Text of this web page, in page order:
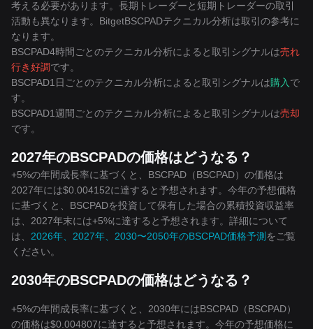
考える必要があります。長期トレーダーと短期トレーダーの取引
活動も異なります。BitgetBSCPADテクニカル分析は取引の参考に
なります。
BSCPAD4時間ごとのテクニカル分析によると取引シグナルは売れ
行き好調です。
BSCPAD1日ごとのテクニカル分析によると取引シグナルは購入 で
す。
BSCPAD1週間ごとのテクニカル分析によると取引シグナルは売却
です。
2027年のBSCPADの価格はどうなる？
+5%の年間成長率に基づくと、BSCPAD（BSCPAD）の価格は
2027年には$0.004152に達すると予想されます。今年の予想価格
に基づくと、BSCPADを投資して保有した場合の累積投資収益率
は、2027年末には+5%に達すると予想されます。詳細について
は、 2026年、2027年、2030〜2050年のBSCPAD価格予測 をご覧
ください。
2030年のBSCPADの価格はどうなる？
+5%の年間成長率に基づくと、2030年にはBSCPAD（BSCPAD）
の価格は$0.004807に達すると予想されます。今年の予想価格に